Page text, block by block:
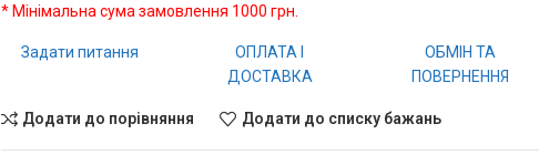
* Мінімальна сума замовлення 1000 грн.
Задати питання
ОПЛАТА І
ДОСТАВКА
ОБМІН ТА
ПОВЕРНЕННЯ
Додати до порівняння Додати до списку бажань